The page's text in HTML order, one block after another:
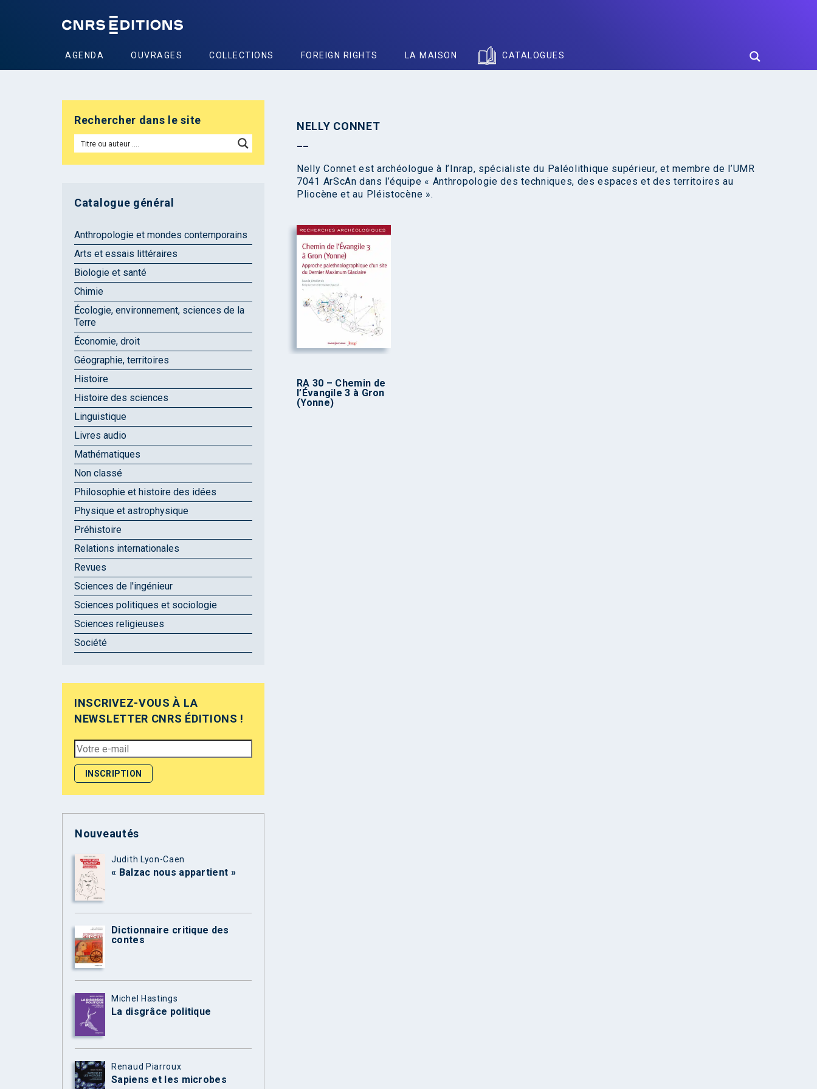
AGENDA OUVRAGES COLLECTIONS FOREIGN RIGHTS LA MAISON CATALOGUES
NELLY CONNET
Nelly Connet est archéologue à l’Inrap, spécialiste du Paléolithique supérieur, et membre de l’UMR
7041 ArScAn dans l’équipe « Anthropologie des techniques, des espaces et des territoires au
Pliocène et au Pléistocène ».
RA 30 – Chemin de
l’Évangile 3 à Gron
(Yonne)
Rechercher dans le site
Catalogue général
Anthropologie et mondes contemporains
Arts et essais littéraires
Biologie et santé
Chimie
Écologie, environnement, sciences de la
Terre
Économie, droit
Géographie, territoires
Histoire
Histoire des sciences
Linguistique
Livres audio
Mathématiques
Non classé
Philosophie et histoire des idées
Physique et astrophysique
Préhistoire
Relations internationales
Revues
Sciences de l'ingénieur
Sciences politiques et sociologie
Sciences religieuses
Société
INSCRIVEZ-VOUS À LA
NEWSLETTER CNRS ÉDITIONS !
Nouveautés
Judith Lyon-Caen
« Balzac nous appartient »
Dictionnaire critique des
contes
Michel Hastings
La disgrâce politique
Renaud Piarroux
Sapiens et les microbes